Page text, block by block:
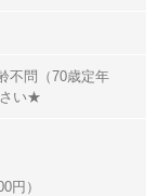
不問（70歳定年
い★
円）